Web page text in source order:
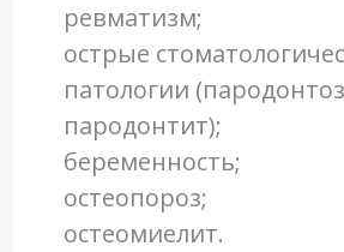
ревматизм;
острые
патологии
пародонтит);
беременность;
остеопороз;
остеомиелит.